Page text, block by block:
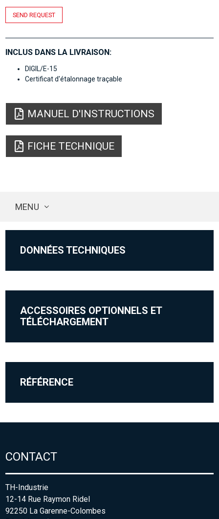
SEND REQUEST
INCLUS DANS LA LIVRAISON:
DIGIL/E-15
Certificat d'étalonnage traçable
MANUEL D'INSTRUCTIONS
FICHE TECHNIQUE
MENU
DONNÉES TECHNIQUES
ACCESSOIRES OPTIONNELS ET
TÉLÉCHARGEMENT
RÉFÉRENCE
CONTACT
TH-Industrie
12-14 Rue Raymon Ridel
92250 La Garenne-Colombes